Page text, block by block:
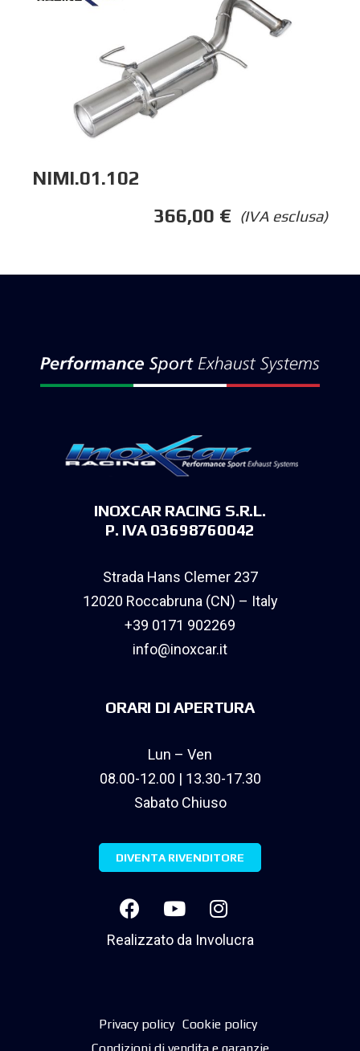
NIMI.01.102
(IVA esclusa)
366,00 €
INOXCAR RACING S.R.L.
P. IVA 03698760042
Strada Hans Clemer 237
12020 Roccabruna (CN) – Italy
+39 0171 902269
info@inoxcar.it
ORARI DI APERTURA
Lun – Ven
08.00-12.00 | 13.30-17.30
Sabato Chiuso
DIVENTA RIVENDITORE
Realizzato da Involucra
Privacy policy Cookie policy